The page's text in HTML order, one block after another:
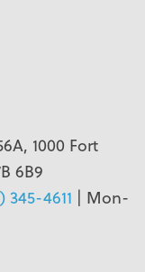
1000 Fort
6B9
345-4611 | Mon-